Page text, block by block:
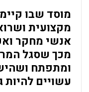
מוסד שבו
מקצועית
אנשי מחקר
מכך שסגל
ומתפתח
עשויים להיות